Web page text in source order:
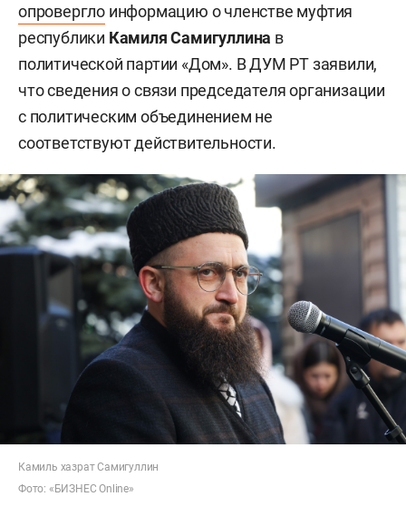
опровергло информацию о членстве муфтия
республики Камиля Самигуллина в
политической партии «Дом». В ДУМ РТ заявили,
что сведения о связи председателя организации
с политическим объединением не
соответствуют действительности.
Камиль хазрат Самигуллин
Фото: «БИЗНЕС Online»